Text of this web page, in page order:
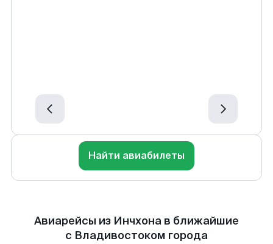
Найти авиабилеты
Авиарейсы из Инчхона в ближайшие
с Владивостоком города